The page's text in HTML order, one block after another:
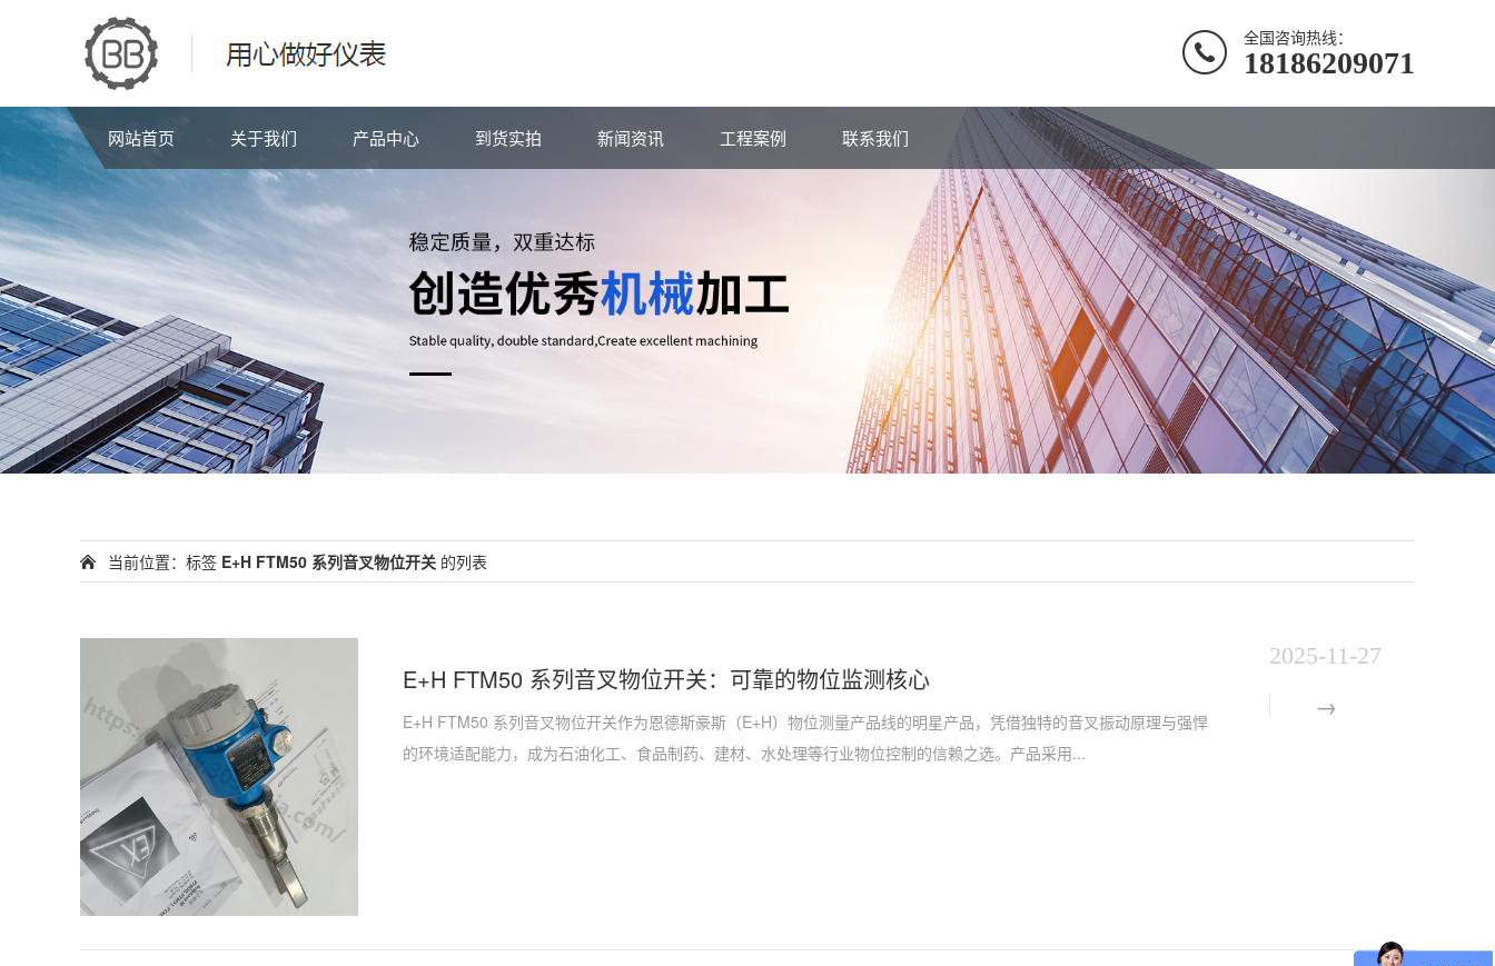
全国咨询热线：
18186209071
网站首页 关于我们 产品中心 到货实拍 新闻资讯 工程案例 联系我们
当前位置：标签 E+H FTM50 系列音叉物位开关 的列表
E+H FTM50 系列音叉物位开关：可靠的物位监测核心
2025-11-27
E+H FTM50 系列音叉物位开关作为恩德斯豪斯（E+H）物位测量产品线的明星产品，凭借独特的音叉振动原理与强悍
的环境适配能力，成为石油化工、食品制药、建材、水处理等行业物位控制的信赖之选。产品采用...